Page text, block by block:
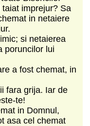
imprejur? Sa
in netaiere
si netaierea
poruncilor lui
a fost chemat, in
fara grija. Iar de
te!
in Domnul,
asa cel chemat